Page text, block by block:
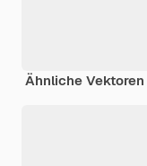
Ähnliche Vektoren